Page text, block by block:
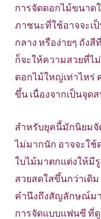
การจัดดอกไม้ขนา
ภาชนะที่ใช้อาจจะเ
กลาง หรือง่ายๆ ถัง
ก็จะให้ความสวยที่ไ
ดอกไม้ใหญ่เท่าไหร่
ขึ้น เนื่องจากเป็นจุด
สำหรับยุคนี้มักนิยมจั
ไม่มากนัก อาจจะใช้
ใบไม้มาตกแต่งให้มี
สวยสดใสขึ้นกว่าเดิ
คำนึงถึงสัญลักษณ์ม
การจัดแบบแฟนซี ที่